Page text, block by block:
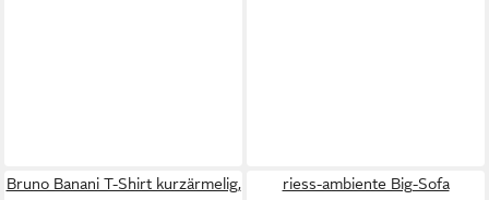
Bruno Banani T-Shirt kurzärmelig,
riess-ambiente Big-Sofa